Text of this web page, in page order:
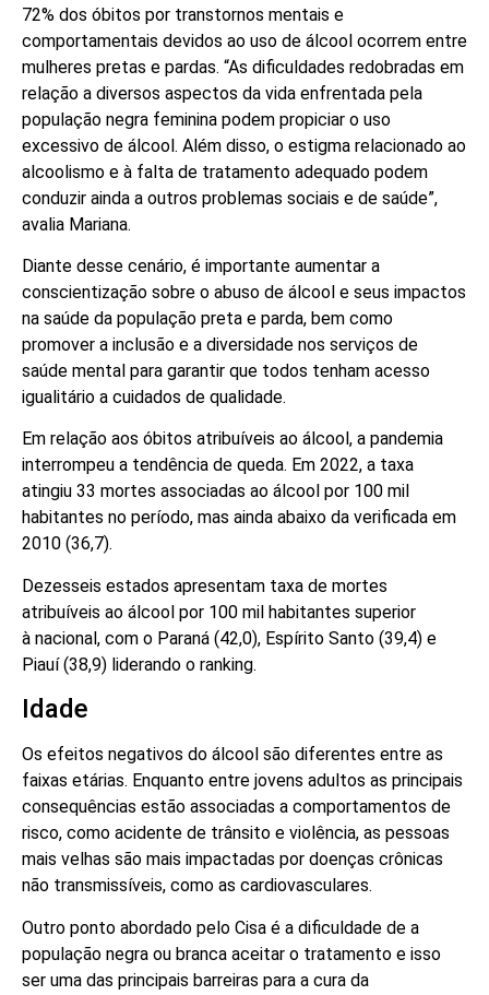
72% dos óbitos por transtornos mentais e
comportamentais devidos ao uso de álcool ocorrem entre
mulheres pretas e pardas. “As dificuldades redobradas em
relação a diversos aspectos da vida enfrentada pela
população negra feminina podem propiciar o uso
excessivo de álcool. Além disso, o estigma relacionado ao
alcoolismo e à falta de tratamento adequado podem
conduzir ainda a outros problemas sociais e de saúde”,
avalia Mariana.
Diante desse cenário, é importante aumentar a
conscientização sobre o abuso de álcool e seus impactos
na saúde da população preta e parda, bem como
promover a inclusão e a diversidade nos serviços de
saúde mental para garantir que todos tenham acesso
igualitário a cuidados de qualidade.
Em relação aos óbitos atribuíveis ao álcool, a pandemia
interrompeu a tendência de queda. Em 2022, a taxa
atingiu 33 mortes associadas ao álcool por 100 mil
habitantes no período, mas ainda abaixo da verificada em
2010 (36,7).
Dezesseis estados apresentam taxa de mortes
atribuíveis ao álcool por 100 mil habitantes superior
à nacional, com o Paraná (42,0), Espírito Santo (39,4) e
Piauí (38,9) liderando o ranking.
Idade
Os efeitos negativos do álcool são diferentes entre as
faixas etárias. Enquanto entre jovens adultos as principais
consequências estão associadas a comportamentos de
risco, como acidente de trânsito e violência, as pessoas
mais velhas são mais impactadas por doenças crônicas
não transmissíveis, como as cardiovasculares.
Outro ponto abordado pelo Cisa é a dificuldade de a
população negra ou branca aceitar o tratamento e isso
ser uma das principais barreiras para a cura da